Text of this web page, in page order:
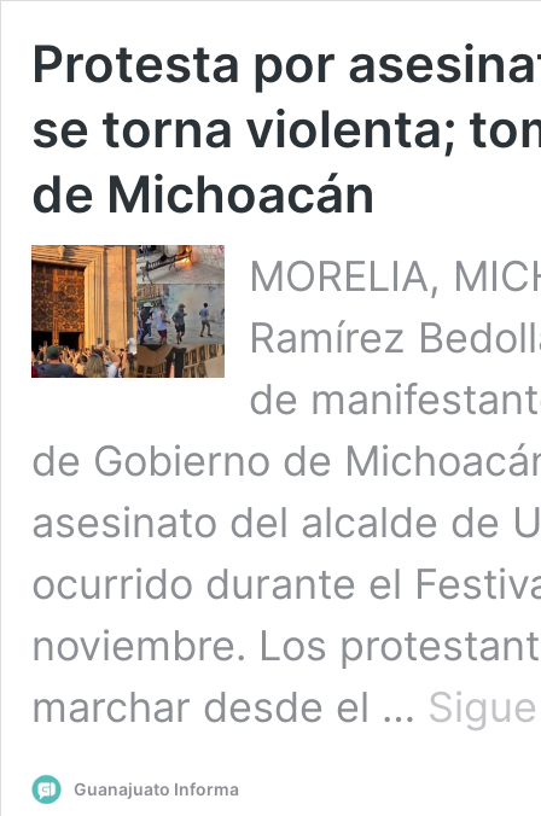
Protesta por
se torna violenta;
de Michoacán
MORELIA,
Ramírez
de
de Gobierno de
asesinato del alcalde de
ocurrido durante el
noviembre. Los
marchar desde el …
Guanajuato Informa